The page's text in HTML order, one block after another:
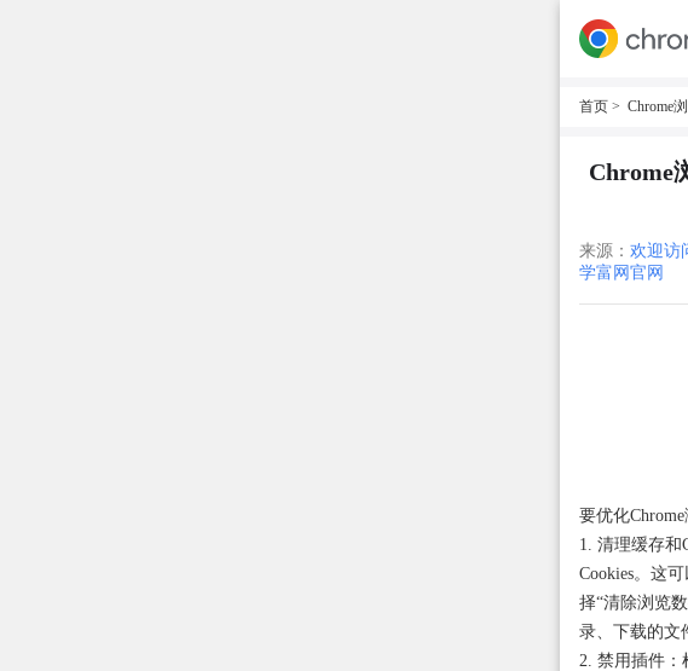
首页 > Chrome
Chrome
来源： 欢迎访
学富网官网
要优化
1. 清理缓存和
Cookies。这
择“清除浏览
录、下载的文
2. 禁用插件